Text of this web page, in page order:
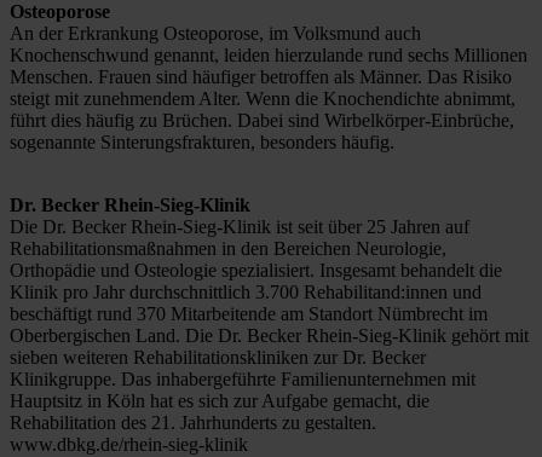
Osteoporose
An der Erkrankung Osteoporose, im Volksmund auch
Knochenschwund genannt, leiden hierzulande rund sechs Millionen
Menschen. Frauen sind häufiger betroffen als Männer. Das Risiko
steigt mit zunehmendem Alter. Wenn die Knochendichte abnimmt,
führt dies häufig zu Brüchen. Dabei sind Wirbelkörper-Einbrüche,
sogenannte Sinterungsfrakturen, besonders häufig.
Dr. Becker Rhein-Sieg-Klinik
Die Dr. Becker Rhein-Sieg-Klinik ist seit über 25 Jahren auf
Rehabilitationsmaßnahmen in den Bereichen Neurologie,
Orthopädie und Osteologie spezialisiert. Insgesamt behandelt die
Klinik pro Jahr durchschnittlich 3.700 Rehabilitand:innen und
beschäftigt rund 370 Mitarbeitende am Standort Nümbrecht im
Oberbergischen Land. Die Dr. Becker Rhein-Sieg-Klinik gehört mit
sieben weiteren Rehabilitationskliniken zur Dr. Becker
Klinikgruppe. Das inhabergeführte Familienunternehmen mit
Hauptsitz in Köln hat es sich zur Aufgabe gemacht, die
Rehabilitation des 21. Jahrhunderts zu gestalten.
www.dbkg.de/rhein-sieg-klinik